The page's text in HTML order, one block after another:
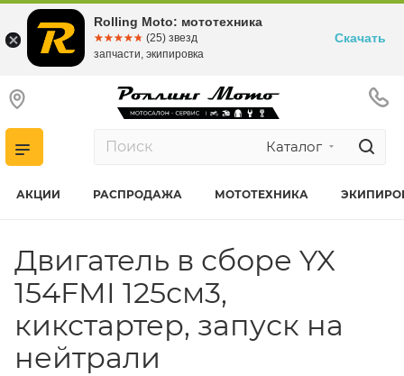
Каталог
АКЦИИ РАСПРОДАЖА МОТОТЕХНИКА
Двигатель в сборе YX
154FMI 125см3,
кикстартер, запуск на
нейтрали
Rolling Moto: мототехника
☆☆☆☆☆
★★★★★ (25) звезд
запчасти, экипировка
Скачать